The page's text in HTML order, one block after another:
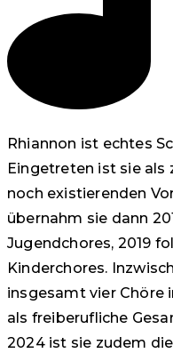
Rhiannon ist echtes
Eingetreten ist sie als
noch existierenden
übernahm sie dann
Jugendchores, 2019
Kinderchores.
insgesamt vier Chöre
als freiberufliche
2024 ist sie zudem